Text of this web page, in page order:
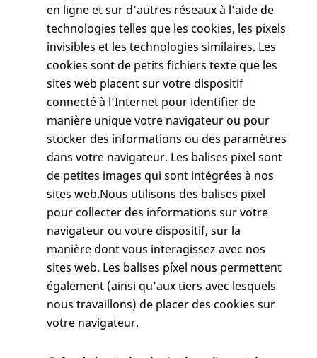
en ligne et sur d’autres réseaux à l’aide de
technologies telles que les cookies, les pixels
invisibles et les technologies similaires. Les
cookies sont de petits fichiers texte que les
sites web placent sur votre dispositif
connecté à l’Internet pour identifier de
manière unique votre navigateur ou pour
stocker des informations ou des paramètres
dans votre navigateur. Les balises pixel sont
de petites images qui sont intégrées à nos
sites web.Nous utilisons des balises pixel
pour collecter des informations sur votre
navigateur ou votre dispositif, sur la
manière dont vous interagissez avec nos
sites web. Les balises píxel nous permettent
également (ainsi qu’aux tiers avec lesquels
nous travaillons) de placer des cookies sur
votre navigateur.